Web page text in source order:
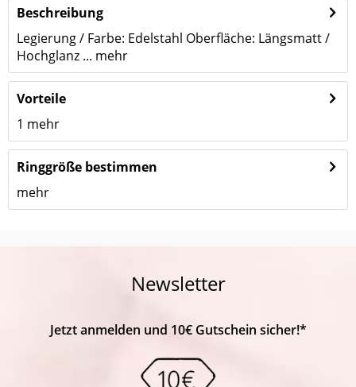
Beschreibung
Legierung / Farbe: Edelstahl Oberfläche: Längsmatt /
Hochglanz ... mehr
Vorteile
1 mehr
Ringgröße bestimmen
mehr
Newsletter
Jetzt anmelden und 10€ Gutschein sicher!*